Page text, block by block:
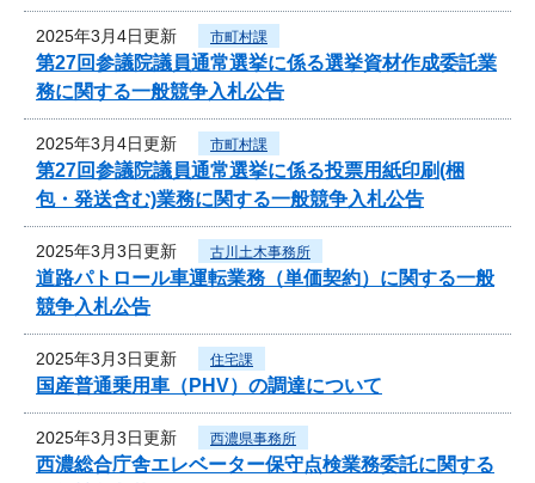
2025年3月4日更新 市町村課
第27回参議院議員通常選挙に係る選挙資材作成委託業
務に関する一般競争入札公告
2025年3月4日更新 市町村課
第27回参議院議員通常選挙に係る投票用紙印刷(梱
包・発送含む)業務に関する一般競争入札公告
2025年3月3日更新 古川土木事務所
道路パトロール車運転業務（単価契約）に関する一般
競争入札公告
2025年3月3日更新 住宅課
国産普通乗用車（PHV）の調達について
2025年3月3日更新 西濃県事務所
西濃総合庁舎エレベーター保守点検業務委託に関する